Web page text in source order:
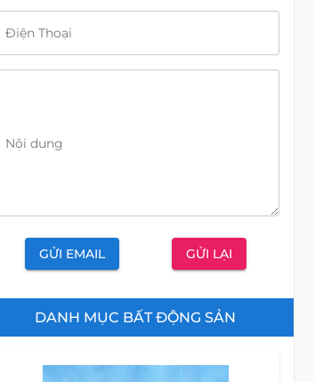
Điện Thoại
Nội dung
GỬI EMAIL GỬI LẠI
DANH MỤC BẤT ĐỘNG SẢN